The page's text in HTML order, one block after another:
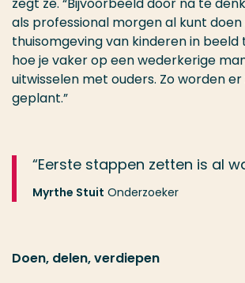
als professional morgen al kunt
thuisomgeving van kinderen in beeld
hoe je vaker op een wederkerige
uitwisselen met ouders. Zo worden er
geplant.”
“Eerste stappen zetten is al
Myrthe Stuit Onderzoeker
Doen, delen, verdiepen